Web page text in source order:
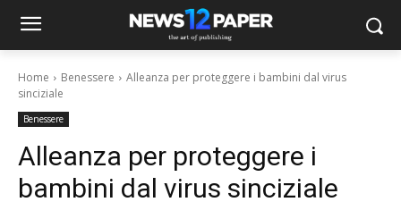
Home Benessere
Alleanza per proteggere i bambini dal virus
sinciziale
Benessere
Alleanza per proteggere i
bambini dal virus sinciziale